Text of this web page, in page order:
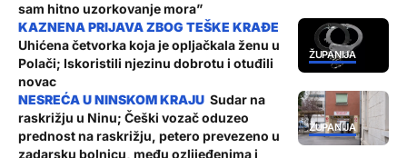
sam hitno uzorkovanje mora”
ŽUPANIJA
Uhićena četvorka koja je opljačkala ženu u
Polači; Iskoristili njezinu dobrotu i otuđili
novac
ŽUPANIJA
Sudar na
raskrižju u Ninu; Češki vozač oduzeo
prednost na raskrižju, petero prevezeno u
zadarsku bolnicu, među ozlijeđenima i